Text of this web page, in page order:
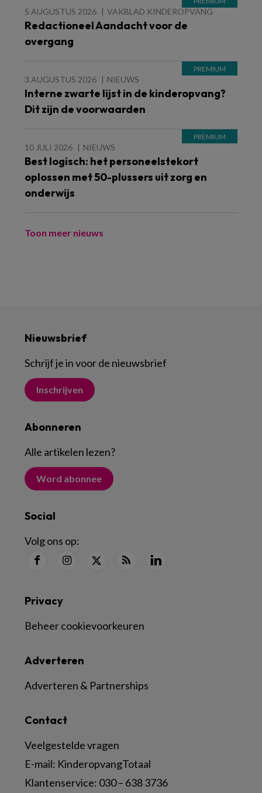
5 AUGUSTUS 2026 VAKBLAD KINDEROPVANG
Redactioneel Aandacht voor de
overgang
3 AUGUSTUS 2026 NIEUWS
Interne zwarte lijst in de kinderopvang?
Dit zijn de voorwaarden
10 JULI 2026 NIEUWS
Best logisch: het personeelstekort
oplossen met 50-plussers uit zorg en
onderwijs
Toon meer nieuws
Nieuwsbrief
Schrijf je in voor de nieuwsbrief
Inschrijven
Abonneren
Alle artikelen lezen?
Word abonnee
Social
Volg ons op:
Contact
Veelgestelde vragen
E-mail: KinderopvangTotaal
Klantenservice: 030 – 638 3736
Adverteren
Adverteren & Partnerships
Privacy
Beheer cookievoorkeuren